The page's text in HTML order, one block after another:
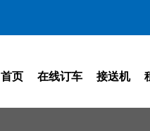
首页 在线订车 接送机